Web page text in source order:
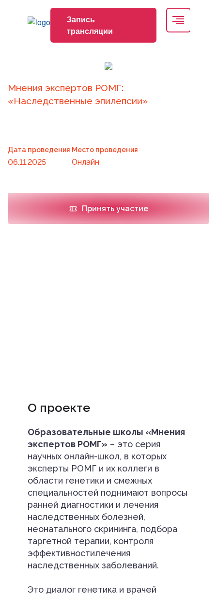
Запись
трансляции
Мнения экспертов РОМГ:
«Наследственные эпилепсии»
Дата проведения
06.11.2025
Место проведения
Онлайн
Принять участие
О проекте
Образовательные школы «Мнения
экспертов РОМГ» – это серия
научных онлайн-школ, в которых
эксперты РОМГ и их коллеги в
области генетики и смежных
специальностей поднимают вопросы
ранней диагностики и лечения
наследственных болезней,
неонатального скрининга, подбора
таргетной терапии, контроля
эффективностилечения
наследственных заболеваний.
Это диалог генетика и врачей